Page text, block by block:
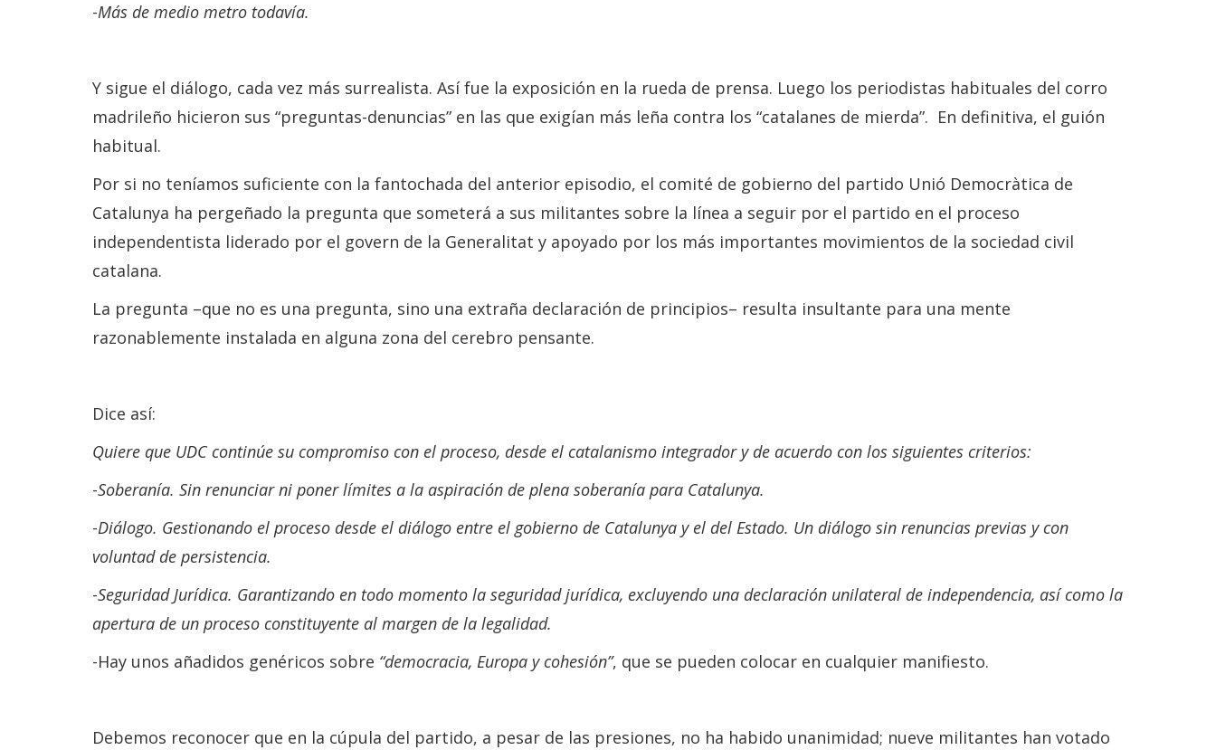
-Más de medio metro todavía.
Y sigue el diálogo, cada vez más surrealista. Así fue la exposición en la rueda de prensa. Luego los periodistas habituales del corro
madrileño hicieron sus “preguntas-denuncias” en las que exigían más leña contra los “catalanes de mierda”. En definitiva, el guión
habitual.
Por si no teníamos suficiente con la fantochada del anterior episodio, el comité de gobierno del partido Unió Democràtica de
Catalunya ha pergeñado la pregunta que someterá a sus militantes sobre la línea a seguir por el partido en el proceso
independentista liderado por el govern de la Generalitat y apoyado por los más importantes movimientos de la sociedad civil
catalana.
La pregunta –que no es una pregunta, sino una extraña declaración de principios– resulta insultante para una mente
razonablemente instalada en alguna zona del cerebro pensante.
Dice así:
Quiere que UDC continúe su compromiso con el proceso, desde el catalanismo integrador y de acuerdo con los siguientes criterios:
-Soberanía. Sin renunciar ni poner límites a la aspiración de plena soberanía para Catalunya.
-Diálogo. Gestionando el proceso desde el diálogo entre el gobierno de Catalunya y el del Estado. Un diálogo sin renuncias previas y con
voluntad de persistencia.
-Seguridad Jurídica. Garantizando en todo momento la seguridad jurídica, excluyendo una declaración unilateral de independencia, así como la
apertura de un proceso constituyente al margen de la legalidad.
-Hay unos añadidos genéricos sobre “democracia, Europa y cohesión”, que se pueden colocar en cualquier manifiesto.
Debemos reconocer que en la cúpula del partido, a pesar de las presiones, no ha habido unanimidad; nueve militantes han votado